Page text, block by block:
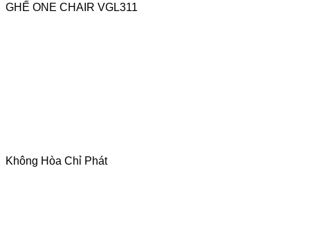
GHẾ ONE CHAIR VGL311
Không Hòa Chỉ Phát